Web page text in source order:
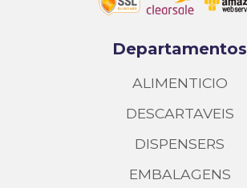
Departamentos
ALIMENTICIO
DESCARTAVEIS
DISPENSERS
EMBALAGENS